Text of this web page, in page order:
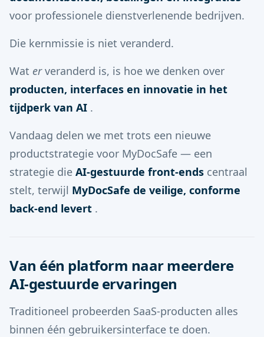
voor professionele dienstverlenende bedrijven.
Die kernmissie is niet veranderd.
Wat erveranderd is, is hoe we denken over
producten, interfaces en innovatie in het
tijdperk van AI .
Vandaag delen we met trots een nieuwe
productstrategie voor MyDocSafe — een
strategie die AI-gestuurde front-ends centraal
stelt, terwijl MyDocSafe de veilige, conforme
back-end levert .
Van één platform naar meerdere
AI-gestuurde ervaringen
Traditioneel probeerden SaaS-producten alles
binnen één gebruikersinterface te doen.